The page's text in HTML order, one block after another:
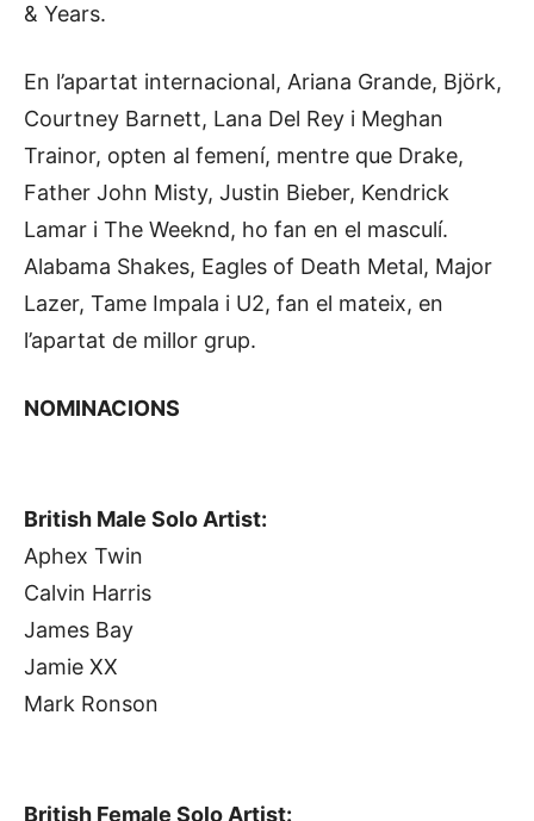
& Years.
En l’apartat internacional, Ariana Grande, Björk,
Courtney Barnett, Lana Del Rey i Meghan
Trainor, opten al femení, mentre que Drake,
Father John Misty, Justin Bieber, Kendrick
Lamar i The Weeknd, ho fan en el masculí.
Alabama Shakes, Eagles of Death Metal, Major
Lazer, Tame Impala i U2, fan el mateix, en
l’apartat de millor grup.
NOMINACIONS
British Male Solo Artist:
Aphex Twin
Calvin Harris
James Bay
Jamie XX
Mark Ronson
British Female Solo Artist: